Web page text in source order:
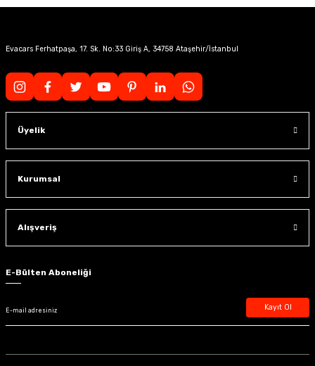
Evacars Ferhatpaşa, 17. Sk. No:33 Giriş A, 34758 Ataşehir/İstanbul
Üyelik
Kurumsal
Alışveriş
E-Bülten Aboneliği
Kayıt Ol